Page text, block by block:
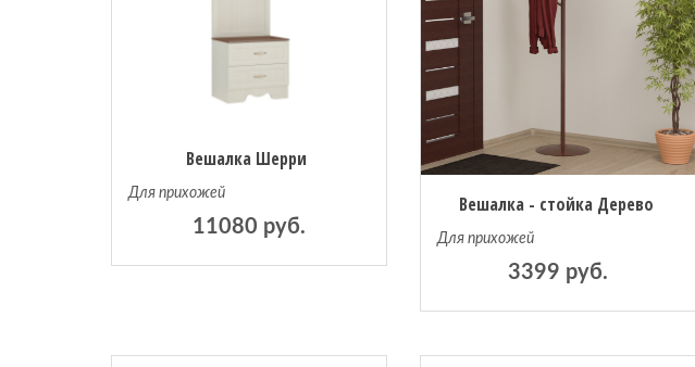
Вешалка Шерри
Для прихожей
11080 руб.
Вешалка - стойка Дерево
Для прихожей
3399 руб.